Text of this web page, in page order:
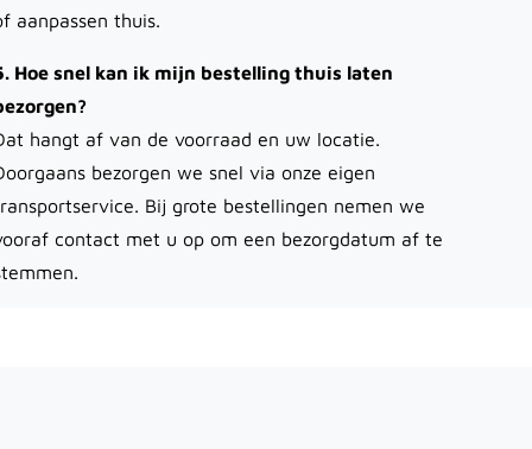
aanpassen thuis.
Hoe snel kan ik mijn bestelling thuis laten
hangt af van de voorraad en uw locatie.
bezorgen we snel via onze eigen
Bij grote bestellingen nemen we
contact met u op om een bezorgdatum af te